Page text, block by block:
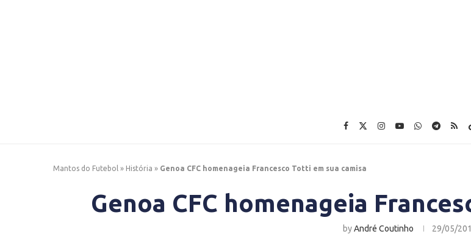
Mantos do Futebol » História » Genoa CFC homenageia Francesco Totti em sua camisa
Genoa CFC homenageia
byAndré Coutinho 29/05/